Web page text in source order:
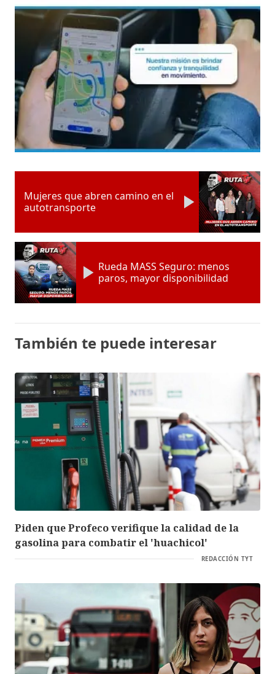
Mujeres que abren camino en el
autotransporte
Rueda MASS Seguro: menos
paros, mayor disponibilidad
También te puede interesar
Piden que Profeco verifique la calidad de la
gasolina para combatir el 'huachicol'
REDACCIÓN TYT